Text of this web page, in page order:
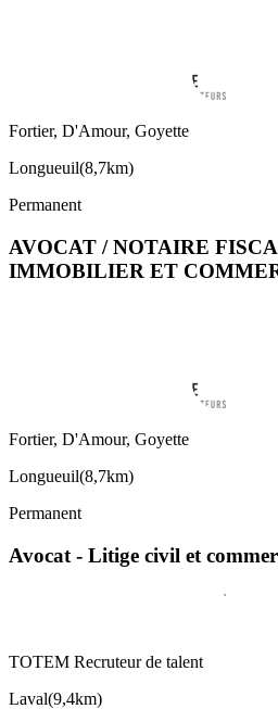
Fortier, D'Amour, Goyette
Longueuil(8,7km)
Permanent
AVOCAT / NOTAIRE
IMMOBILIER ET
Fortier, D'Amour, Goyette
Longueuil(8,7km)
Permanent
Avocat - Litige civil et
TOTEM Recruteur de talent
Laval(9,4km)